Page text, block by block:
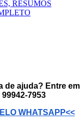
RESUMOS
de ajuda? Entre em
7953
WHATSAPP<<